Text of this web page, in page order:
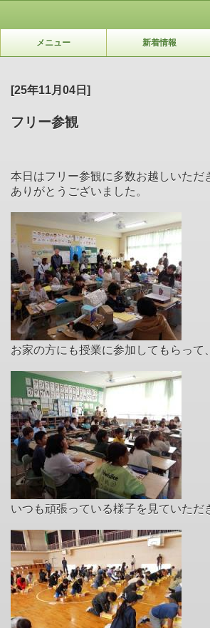
メニュー 新着情報
[25年11月04日]
フリー参観
本日はフリー参観に多数お越しいただ
ありがとうございました。
お家の方にも授業に参加してもらって
いつも頑張っている様子を見ていただ